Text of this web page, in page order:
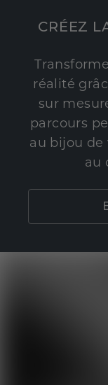
CRÉEZ
réalité
sur
parcours
au bijou de
au